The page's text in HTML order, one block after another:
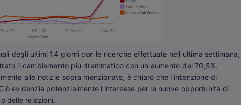
degli ultimi 14 giorni con le ricerche effettuate nell'ultima settimana,
il cambiamento più drammatico con un aumento del 70,5%.
alle notizie sopra menzionate, è chiaro che l'intenzione di
evidenzia potenzialmente l'interesse per le nuove opportunità di
delle relazioni.